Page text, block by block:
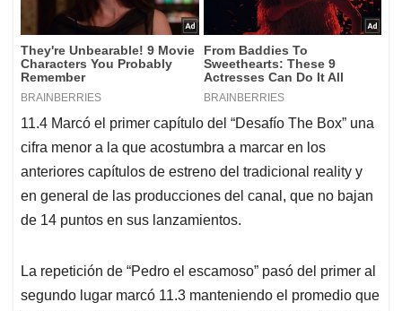
11.4 Marcó el primer capítulo del “Desafío The Box” una
cifra menor a la que acostumbra a marcar en los
anteriores capítulos de estreno del tradicional reality y
en general de las producciones del canal, que no bajan
de 14 puntos en sus lanzamientos.
La repetición de “Pedro el escamoso” pasó del primer al
segundo lugar marcó 11.3 manteniendo el promedio que